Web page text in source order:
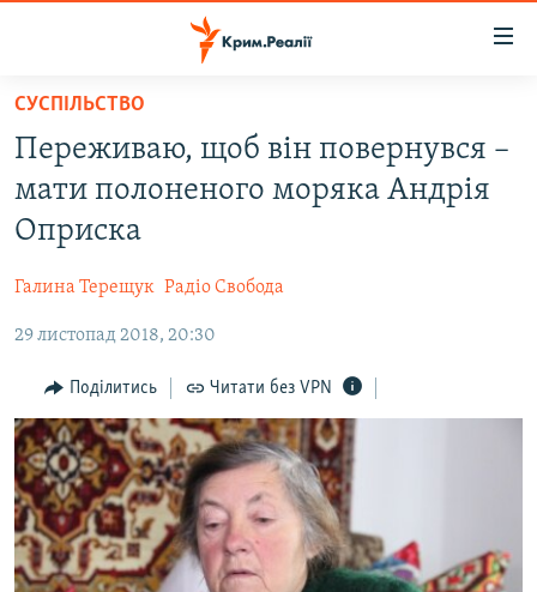
Перейти
основного
матеріалу
Перейти
до
основної
Перейти
пошуку
ВОДА.КРИМ
ВІДЕО ТА ФОТО
БЛОГИ
ПОГЛЯД
ІНТЕРВ'Ю
ВСЕ ЗА ДЕНЬ
СПЕЦПРОЕКТИ
ДЕПОРТАЦІЯ
ВІДЕОУРОКИ «ELIFBE»
ЯК ОБІЙТИ БЛОКУВАННЯ
Русский
СУСПІЛЬСТВО
Переживаю, щоб він повернувся –
мати полоненого моряка Андрія
Оприска
Галина Терещук Радіо Свобода
29 листопад 2018, 20:30
Поділитись Читати без VPN